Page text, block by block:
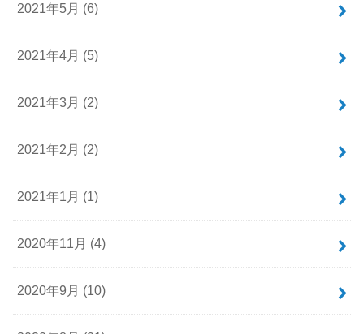
2021年5月 (6)
2021年4月 (5)
2021年3月 (2)
2021年2月 (2)
2021年1月 (1)
2020年11月 (4)
2020年9月 (10)